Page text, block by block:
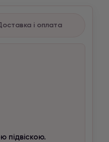
і оплата
підвіскою.